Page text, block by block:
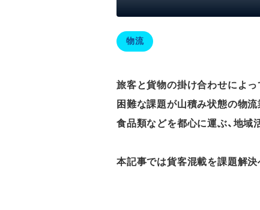
物流
旅客と貨物の掛け合わせによっ
困難な課題が山積み状態の物
食品類などを都心に運ぶ、地域
本記事では貨客混載を課題解決